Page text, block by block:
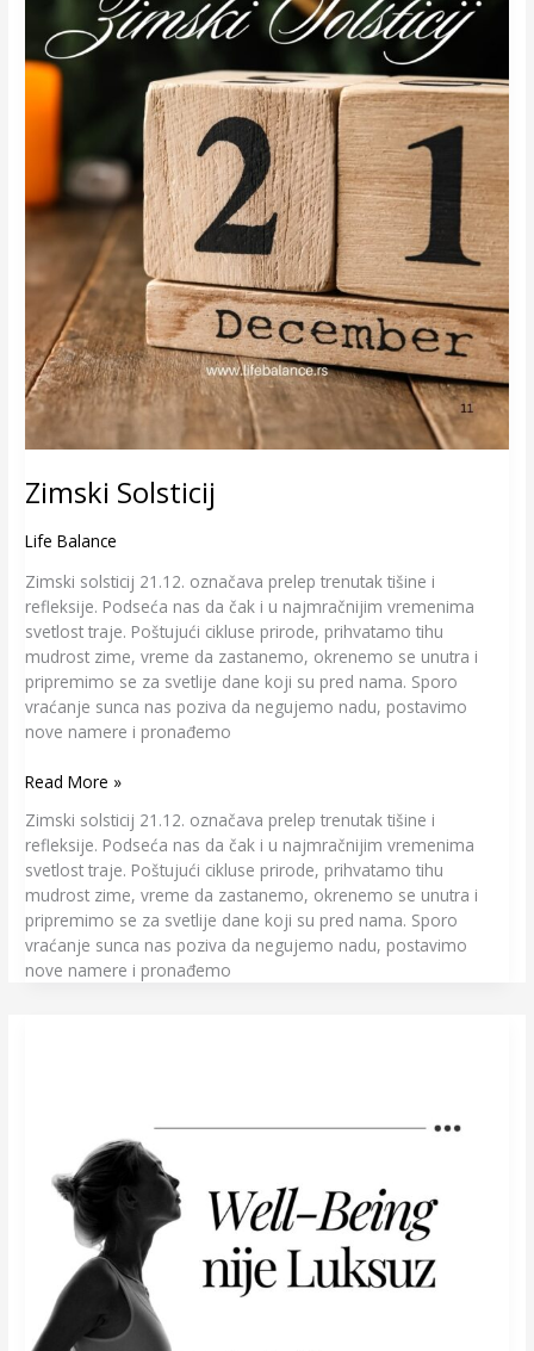
Zimski Solsticij
Life Balance
Zimski solsticij 21.12. označava prelep trenutak tišine i
refleksije. Podseća nas da čak i u najmračnijim vremenima
svetlost traje. Poštujući cikluse prirode, prihvatamo tihu
mudrost zime, vreme da zastanemo, okrenemo se unutra i
pripremimo se za svetlije dane koji su pred nama. Sporo
vraćanje sunca nas poziva da negujemo nadu, postavimo
nove namere i pronađemo
Read More »
Zimski solsticij 21.12. označava prelep trenutak tišine i
refleksije. Podseća nas da čak i u najmračnijim vremenima
svetlost traje. Poštujući cikluse prirode, prihvatamo tihu
mudrost zime, vreme da zastanemo, okrenemo se unutra i
pripremimo se za svetlije dane koji su pred nama. Sporo
vraćanje sunca nas poziva da negujemo nadu, postavimo
nove namere i pronađemo